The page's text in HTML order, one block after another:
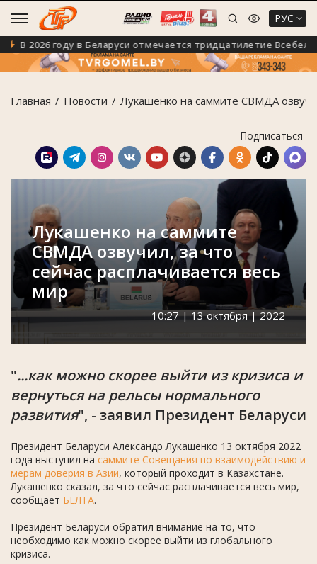
РУС
2026 году в Беларуси отмечается тридцатилетие
Главная Новости Лукашенко на саммите СВМДА
Подписаться
Лукашенко на саммите
СВМДА озвучил, за что
сейчас расплачивается весь
мир
10:27 | 13 октября | 2022
"...как можно скорее выйти из кризиса и
вернуться на рельсы нормального
развития", - заявил Президент Беларуси
Президент Беларуси Александр Лукашенко 13 октября 2022
года выступил на саммите Совещания по взаимодействию и
мерам доверия в Азии, который проходит в Казахстане.
Лукашенко сказал, за что сейчас расплачивается весь мир,
сообщает БЕЛТА.
Президент Беларуси обратил внимание на то, что
необходимо как можно скорее выйти из глобального
кризиса.